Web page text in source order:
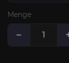
Menge
−